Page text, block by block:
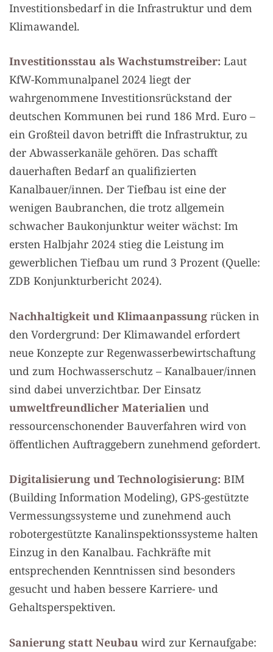
Investitionsbedarf in die Infrastruktur und dem
Klimawandel.
Investitionsstau als Wachstumstreiber: Laut
KfW-Kommunalpanel 2024 liegt der
wahrgenommene Investitionsrückstand der
deutschen Kommunen bei rund 186 Mrd. Euro –
ein Großteil davon betrifft die Infrastruktur, zu
der Abwasserkanäle gehören. Das schafft
dauerhaften Bedarf an qualifizierten
Kanalbauer/innen. Der Tiefbau ist eine der
wenigen Baubranchen, die trotz allgemein
schwacher Baukonjunktur weiter wächst: Im
ersten Halbjahr 2024 stieg die Leistung im
gewerblichen Tiefbau um rund 3 Prozent (Quelle:
ZDB Konjunkturbericht 2024).
Nachhaltigkeit und Klimaanpassung rücken in
den Vordergrund: Der Klimawandel erfordert
neue Konzepte zur Regenwasserbewirtschaftung
und zum Hochwasserschutz – Kanalbauer/innen
sind dabei unverzichtbar. Der Einsatz
umweltfreundlicher Materialien und
ressourcenschonender Bauverfahren wird von
öffentlichen Auftraggebern zunehmend gefordert.
Digitalisierung und Technologisierung: BIM
(Building Information Modeling), GPS-gestützte
Vermessungssysteme und zunehmend auch
robotergestützte Kanalinspektionssysteme halten
Einzug in den Kanalbau. Fachkräfte mit
entsprechenden Kenntnissen sind besonders
gesucht und haben bessere Karriere- und
Gehaltsperspektiven.
Sanierung statt Neubau wird zur Kernaufgabe: